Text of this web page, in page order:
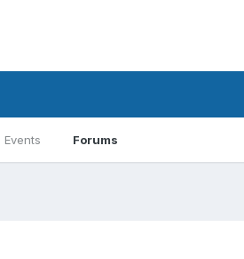
Events Forums